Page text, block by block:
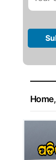
Home,